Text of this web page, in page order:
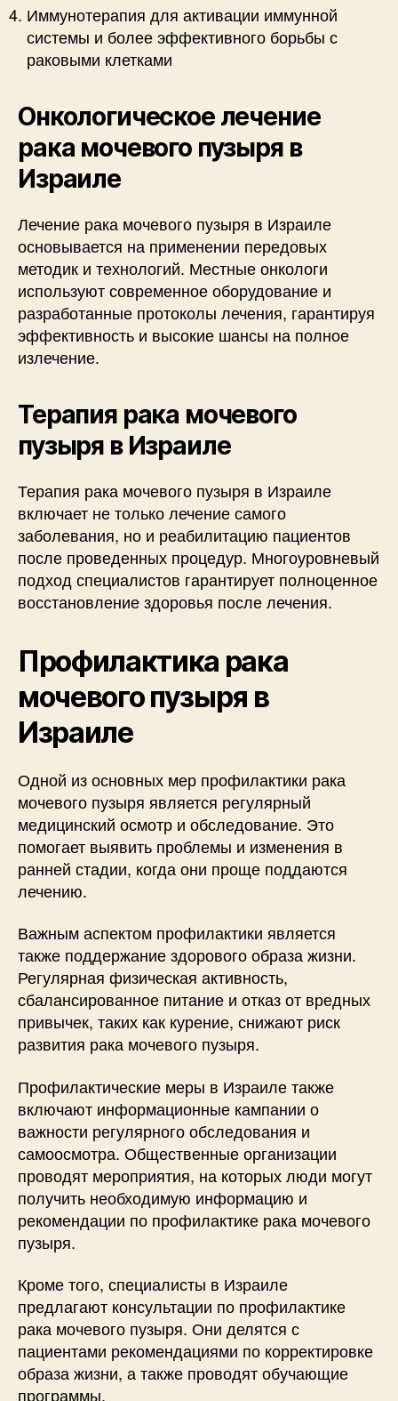
Иммунотерапия для активации иммунной
системы и более эффективного борьбы с
раковыми клетками
Онкологическое лечение
рака мочевого пузыря в
Израиле
Лечение рака мочевого пузыря в Израиле
основывается на применении передовых
методик и технологий. Местные онкологи
используют современное оборудование и
разработанные протоколы лечения, гарантируя
эффективность и высокие шансы на полное
излечение.
Терапия рака мочевого
пузыря в Израиле
Терапия рака мочевого пузыря в Израиле
включает не только лечение самого
заболевания, но и реабилитацию пациентов
после проведенных процедур. Многоуровневый
подход специалистов гарантирует полноценное
восстановление здоровья после лечения.
Профилактика рака
мочевого пузыря в
Израиле
Одной из основных мер профилактики рака
мочевого пузыря является регулярный
медицинский осмотр и обследование. Это
помогает выявить проблемы и изменения в
ранней стадии, когда они проще поддаются
лечению.
Важным аспектом профилактики является
также поддержание здорового образа жизни.
Регулярная физическая активность,
сбалансированное питание и отказ от вредных
привычек, таких как курение, снижают риск
развития рака мочевого пузыря.
Профилактические меры в Израиле также
включают информационные кампании о
важности регулярного обследования и
самоосмотра. Общественные организации
проводят мероприятия, на которых люди могут
получить необходимую информацию и
рекомендации по профилактике рака мочевого
пузыря.
Кроме того, специалисты в Израиле
предлагают консультации по профилактике
рака мочевого пузыря. Они делятся с
пациентами рекомендациями по корректировке
образа жизни, а также проводят обучающие
программы.